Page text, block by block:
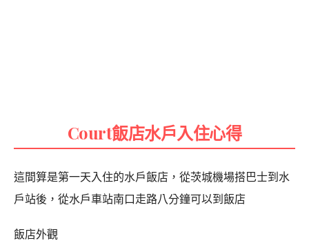
Court飯店水戶入住心得
這間算是第一天入住的水戶飯店，從茨城機場搭巴士到水
戶站後，從水戶車站南口走路八分鐘可以到飯店
飯店外觀